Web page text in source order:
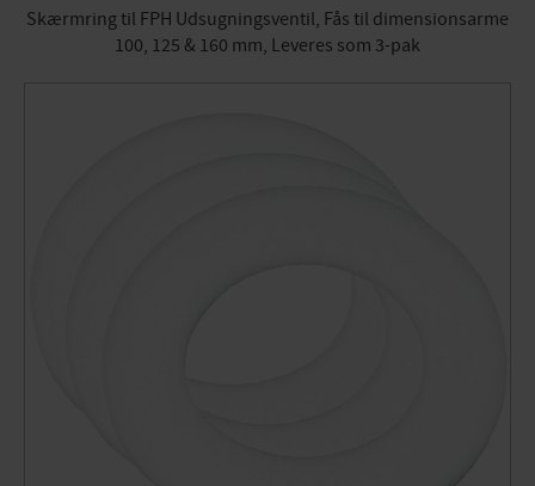
Skærmring til FPH Udsugningsventil, Fås til dimensionsarme
100, 125 & 160 mm, Leveres som 3-pak